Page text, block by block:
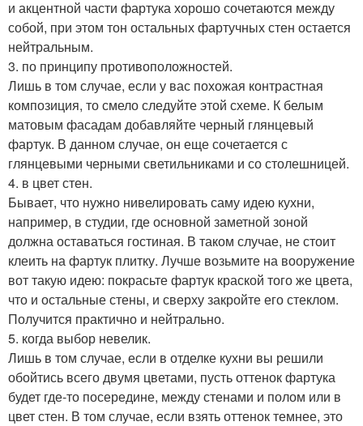
и акцентной части фартука хорошо сочетаются между
собой, при этом тон остальных фартучных стен остается
нейтральным.
3. по принципу противоположностей.
Лишь в том случае, если у вас похожая контрастная
композиция, то смело следуйте этой схеме. К белым
матовым фасадам добавляйте черный глянцевый
фартук. В данном случае, он еще сочетается с
глянцевыми черными светильниками и со столешницей.
4. в цвет стен.
Бывает, что нужно нивелировать саму идею кухни,
например, в студии, где основной заметной зоной
должна оставаться гостиная. В таком случае, не стоит
клеить на фартук плитку. Лучше возьмите на вооружение
вот такую идею: покрасьте фартук краской того же цвета,
что и остальные стены, и сверху закройте его стеклом.
Получится практично и нейтрально.
5. когда выбор невелик.
Лишь в том случае, если в отделке кухни вы решили
обойтись всего двумя цветами, пусть оттенок фартука
будет где-то посередине, между стенами и полом или в
цвет стен. В том случае, если взять оттенок темнее, это